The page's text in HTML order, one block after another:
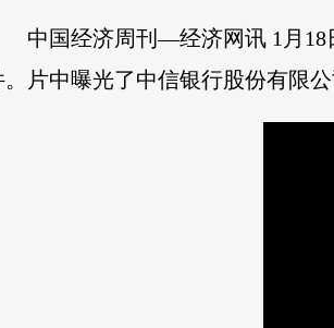
中国经济周刊—经济网讯 1月18
片中曝光了中信银行股份有限